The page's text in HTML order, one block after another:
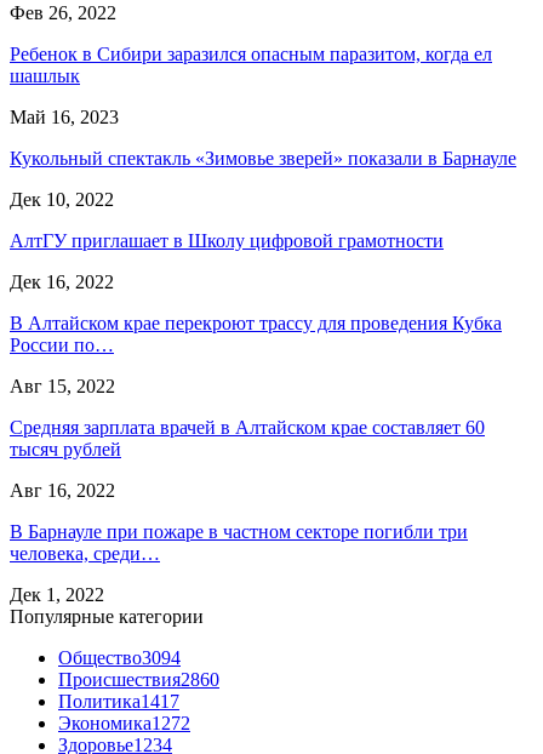
Фев 26, 2022
Ребенок в Сибири заразился опасным паразитом, когда ел
шашлык
Май 16, 2023
Кукольный спектакль «Зимовье зверей» показали в Барнауле
Дек 10, 2022
АлтГУ приглашает в Школу цифровой грамотности
Дек 16, 2022
В Алтайском крае перекроют трассу для проведения Кубка
России по…
Авг 15, 2022
Средняя зарплата врачей в Алтайском крае составляет 60
тысяч рублей
Авг 16, 2022
В Барнауле при пожаре в частном секторе погибли три
человека, среди…
Дек 1, 2022
Популярные категории
Общество3094
Происшествия2860
Политика1417
Экономика1272
Здоровье1234